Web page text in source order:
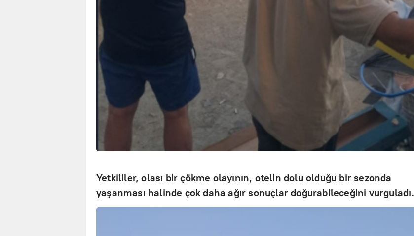
Yetkililer, olası bir çökme olayının, otelin dolu olduğu bir sezonda
yaşanması halinde çok daha ağır sonuçlar doğurabileceğini vurguladı.